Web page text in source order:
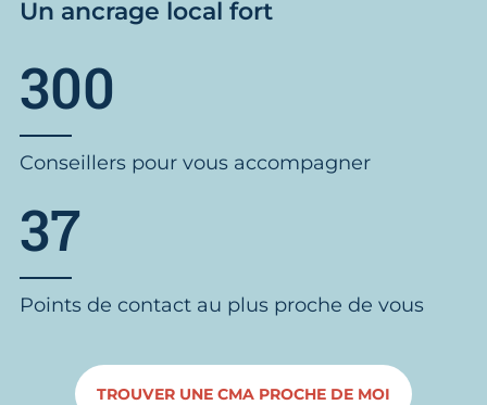
Un ancrage local fort
300
Conseillers pour vous accompagner
37
Points de contact au plus proche de vous
TROUVER UNE CMA PROCHE DE MOI